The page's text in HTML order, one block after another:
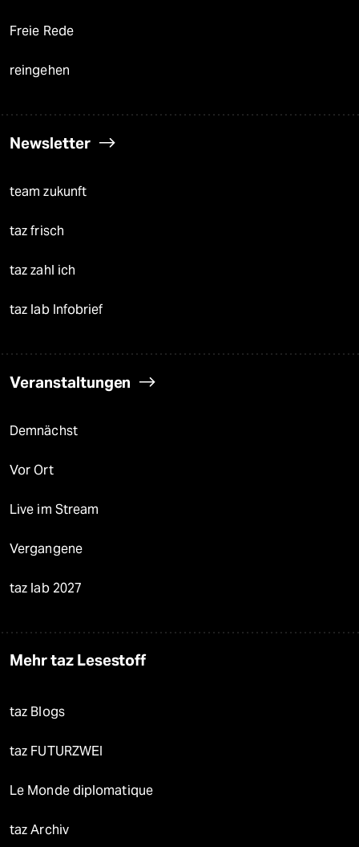
Freie Rede
reingehen
Newsletter
team zukunft
taz frisch
taz zahl ich
taz lab Infobrief
Veranstaltungen
Demnächst
Vor Ort
Live im Stream
Vergangene
taz lab 2027
Mehr taz Lesestoff
taz Blogs
taz FUTURZWEI
Le Monde diplomatique
taz Archiv